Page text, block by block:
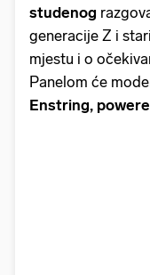
studenog
generacije Z i
mjestu i o
Panelom će
Enstring,